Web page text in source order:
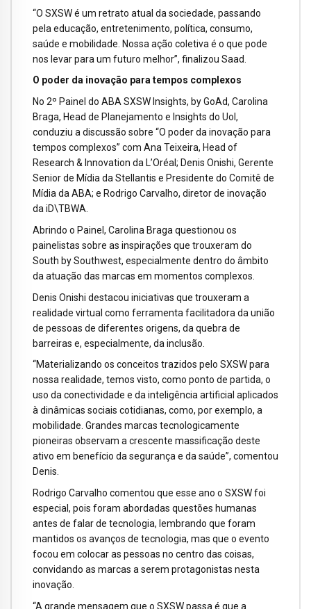
“O SXSW é um retrato atual da sociedade, passando
pela educação, entretenimento, política, consumo,
saúde e mobilidade. Nossa ação coletiva é o que pode
nos levar para um futuro melhor”, finalizou Saad.
O poder da inovação para tempos complexos
No 2º Painel do ABA SXSW Insights, by GoAd, Carolina
Braga, Head de Planejamento e Insights do Uol,
conduziu a discussão sobre “O poder da inovação para
tempos complexos” com Ana Teixeira, Head of
Research & Innovation da L’Oréal; Denis Onishi, Gerente
Senior de Mídia da Stellantis e Presidente do Comitê de
Mídia da ABA; e Rodrigo Carvalho, diretor de inovação
da iD\TBWA.
Abrindo o Painel, Carolina Braga questionou os
painelistas sobre as inspirações que trouxeram do
South by Southwest, especialmente dentro do âmbito
da atuação das marcas em momentos complexos.
Denis Onishi destacou iniciativas que trouxeram a
realidade virtual como ferramenta facilitadora da união
de pessoas de diferentes origens, da quebra de
barreiras e, especialmente, da inclusão.
“Materializando os conceitos trazidos pelo SXSW para
nossa realidade, temos visto, como ponto de partida, o
uso da conectividade e da inteligência artificial aplicados
à dinâmicas sociais cotidianas, como, por exemplo, a
mobilidade. Grandes marcas tecnologicamente
pioneiras observam a crescente massificação deste
ativo em benefício da segurança e da saúde”, comentou
Denis.
Rodrigo Carvalho comentou que esse ano o SXSW foi
especial, pois foram abordadas questões humanas
antes de falar de tecnologia, lembrando que foram
mantidos os avanços de tecnologia, mas que o evento
focou em colocar as pessoas no centro das coisas,
convidando as marcas a serem protagonistas nesta
inovação.
“A grande mensagem que o SXSW passa é que a